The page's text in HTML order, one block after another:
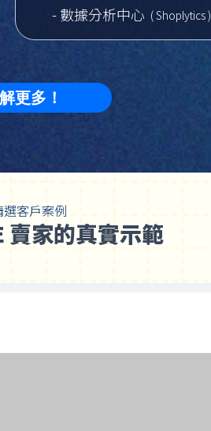
- 數據分析中心 ( Shoplytics )
更多！
選客戶案例
賣家的真實示範